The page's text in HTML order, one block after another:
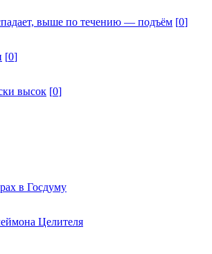
выше по течению — подъём [0]
[0]
высок [0]
в Госдуму
Целителя